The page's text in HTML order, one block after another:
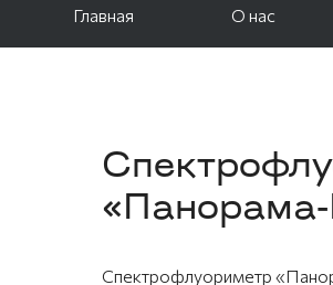
Главная О нас
Спектрофлуориметр